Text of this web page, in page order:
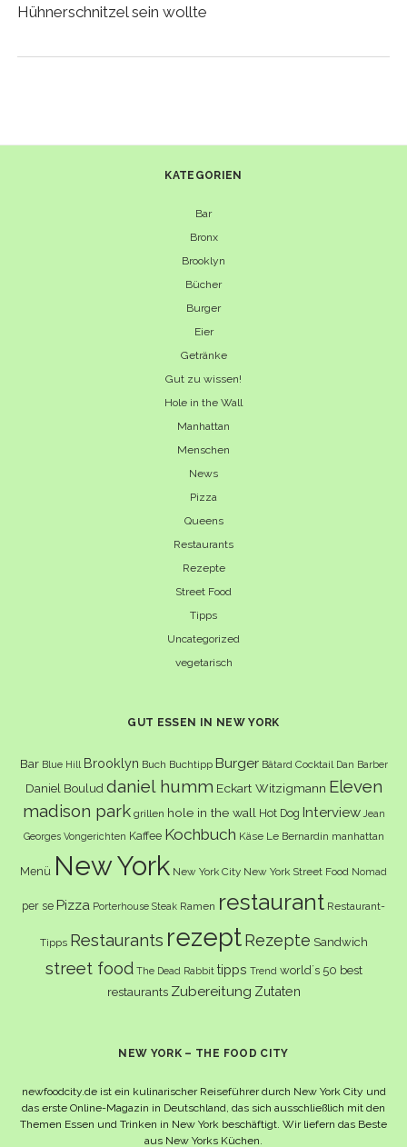
Hühnerschnitzel sein wollte
KATEGORIEN
Bar
Bronx
Brooklyn
Bücher
Burger
Eier
Getränke
Gut zu wissen!
Hole in the Wall
Manhattan
Menschen
News
Pizza
Queens
Restaurants
Rezepte
Street Food
Tipps
Uncategorized
vegetarisch
GUT ESSEN IN NEW YORK
Bar Blue Hill Brooklyn Buch Buchtipp Burger Bâtard Cocktail Dan Barber
Daniel Boulud daniel humm Eckart Witzigmann Eleven
madison park grillen hole in the wall Hot Dog Interview Jean
Georges Vongerichten Kaffee Kochbuch Käse Le Bernardin manhattan
Menü New York New York City New York Street Food Nomad
per se Pizza Porterhouse Steak Ramen restaurant Restaurant-
Tipps Restaurants rezept Rezepte Sandwich
street food The Dead Rabbit tipps Trend world´s 50 best
restaurants Zubereitung Zutaten
NEW YORK – THE FOOD CITY
newfoodcity.de ist ein kulinarischer Reiseführer durch New York City und
das erste Online-Magazin in Deutschland, das sich ausschließlich mit den
Themen Essen und Trinken in New York beschäftigt. Wir liefern das Beste
aus New Yorks Küchen.